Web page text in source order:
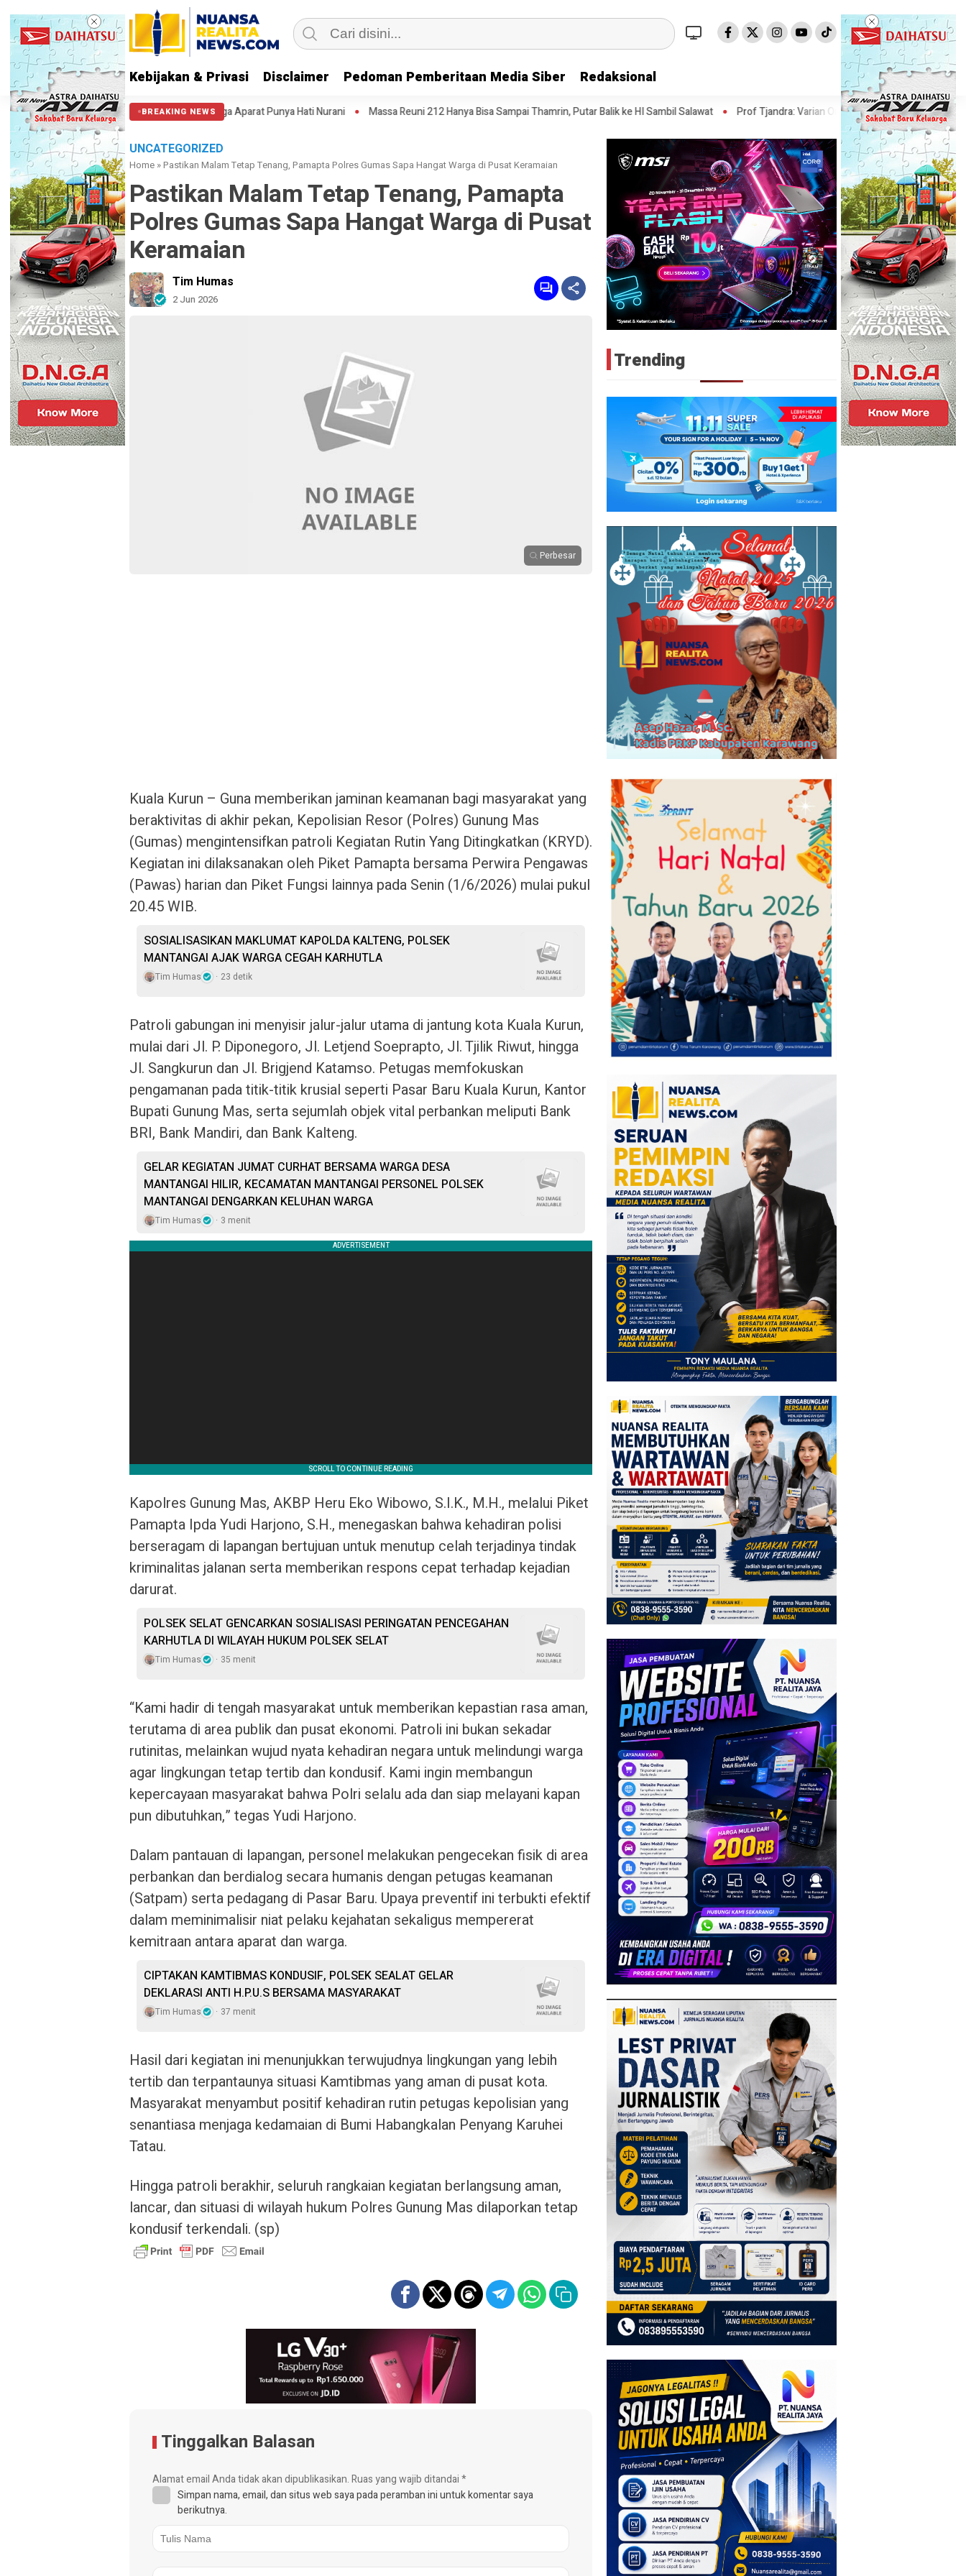
Kebijakan & Privasi Disclaimer Pedoman Pemberitaan Media Siber Redaksional
BREAKING NEWS
Massa di Patung Kuda: Semoga Aparat Punya Hati Nurani Massa Reuni 212 Hanya Bisa Sampai Thamrin, Putar Balik ke HI Sambil Salawat Prof Tjandra: Varian Omicron Mungkin Berdampak pada Obat Pasien
UNCATEGORIZED
Home »Pastikan Malam Tetap Tenang, Pamapta Polres Gumas Sapa Hangat Warga di Pusat Keramaian
Pastikan Malam Tetap Tenang, Pamapta
Polres Gumas Sapa Hangat Warga di Pusat
Keramaian
Tim Humas
2 Jun 2026
Perbesar
Kuala Kurun – Guna memberikan jaminan keamanan bagi masyarakat yang
beraktivitas di akhir pekan, Kepolisian Resor (Polres) Gunung Mas
(Gumas) mengintensifkan patroli Kegiatan Rutin Yang Ditingkatkan (KRYD).
Kegiatan ini dilaksanakan oleh Piket Pamapta bersama Perwira Pengawas
(Pawas) harian dan Piket Fungsi lainnya pada Senin (1/6/2026) mulai pukul
20.45 WIB.
SOSIALISASIKAN MAKLUMAT KAPOLDA KALTENG, POLSEK
MANTANGAI AJAK WARGA CEGAH KARHUTLA
Tim Humas 23 detik
Patroli gabungan ini menyisir jalur-jalur utama di jantung kota Kuala Kurun,
mulai dari Jl. P. Diponegoro, Jl. Letjend Soeprapto, Jl. Tjilik Riwut, hingga
Jl. Sangkurun dan Jl. Brigjend Katamso. Petugas memfokuskan
pengamanan pada titik-titik krusial seperti Pasar Baru Kuala Kurun, Kantor
Bupati Gunung Mas, serta sejumlah objek vital perbankan meliputi Bank
BRI, Bank Mandiri, dan Bank Kalteng.
GELAR KEGIATAN JUMAT CURHAT BERSAMA WARGA DESA
MANTANGAI HILIR, KECAMATAN MANTANGAI PERSONEL POLSEK
MANTANGAI DENGARKAN KELUHAN WARGA
Tim Humas 3 menit
Kapolres Gunung Mas, AKBP Heru Eko Wibowo, S.I.K., M.H., melalui Piket
Pamapta Ipda Yudi Harjono, S.H., menegaskan bahwa kehadiran polisi
berseragam di lapangan bertujuan untuk menutup celah terjadinya tindak
kriminalitas jalanan serta memberikan respons cepat terhadap kejadian
darurat.
POLSEK SELAT GENCARKAN SOSIALISASI PERINGATAN PENCEGAHAN
KARHUTLA DI WILAYAH HUKUM POLSEK SELAT
Tim Humas 35 menit
“Kami hadir di tengah masyarakat untuk memberikan kepastian rasa aman,
terutama di area publik dan pusat ekonomi. Patroli ini bukan sekadar
rutinitas, melainkan wujud nyata kehadiran negara untuk melindungi warga
agar lingkungan tetap tertib dan kondusif. Kami ingin membangun
kepercayaan masyarakat bahwa Polri selalu ada dan siap melayani kapan
pun dibutuhkan,” tegas Yudi Harjono.
Dalam pantauan di lapangan, personel melakukan pengecekan fisik di area
perbankan dan berdialog secara humanis dengan petugas keamanan
(Satpam) serta pedagang di Pasar Baru. Upaya preventif ini terbukti efektif
dalam meminimalisir niat pelaku kejahatan sekaligus mempererat
kemitraan antara aparat dan warga.
CIPTAKAN KAMTIBMAS KONDUSIF, POLSEK SEALAT GELAR
DEKLARASI ANTI H.P.U.S BERSAMA MASYARAKAT
Tim Humas 37 menit
Hasil dari kegiatan ini menunjukkan terwujudnya lingkungan yang lebih
tertib dan terpantaunya situasi Kamtibmas yang aman di pusat kota.
Masyarakat menyambut positif kehadiran rutin petugas kepolisian yang
senantiasa menjaga kedamaian di Bumi Habangkalan Penyang Karuhei
Tatau.
Hingga patroli berakhir, seluruh rangkaian kegiatan berlangsung aman,
lancar, dan situasi di wilayah hukum Polres Gunung Mas dilaporkan tetap
kondusif terkendali. (sp)
Tinggalkan Balasan
Alamat email Anda tidak akan dipublikasikan.Ruas yang wajib ditandai*
Simpan nama, email, dan situs web saya pada peramban ini untuk komentar saya
berikutnya.
Trending